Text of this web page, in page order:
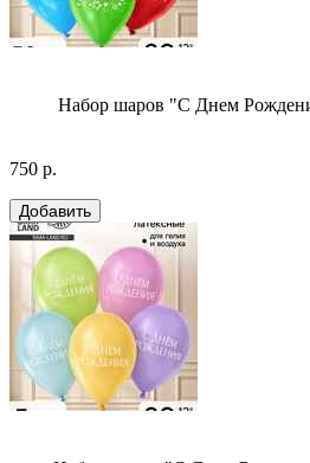
Набор шаров "С Днем
750 р.